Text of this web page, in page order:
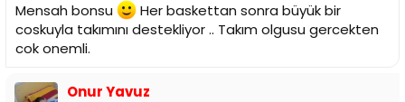
Mensah bonsu
Her baskettan sonra büyük bir
coskuyla takımını destekliyor .. Takım olgusu gercekten
cok onemli.
Onur Yavuz